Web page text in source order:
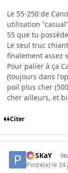
Le 55-250 de
utilisation
55 que tu
Le seul truc
finalement assez
Pour palier à ça
(toujours dans
poil plus cher
cher ailleurs, et
Citer
PoSKaY
Posté(e) le 24